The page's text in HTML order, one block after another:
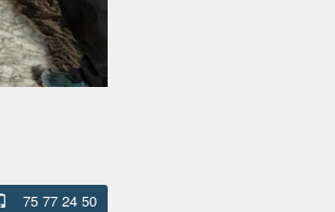
75 77 24 50